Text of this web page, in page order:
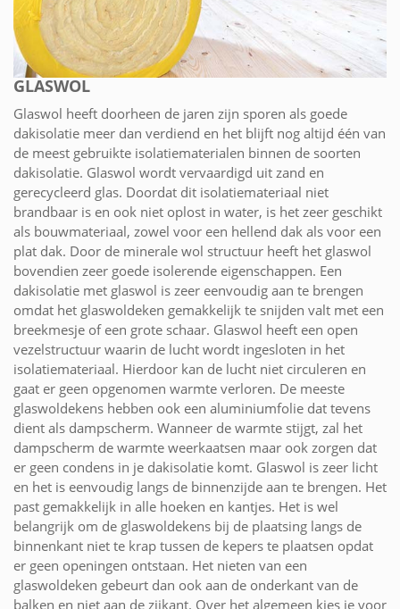
GLASWOL
Glaswol heeft doorheen de jaren zijn sporen als goede
dakisolatie meer dan verdiend en het blijft nog altijd één van
de meest gebruikte isolatiematerialen binnen de soorten
dakisolatie. Glaswol wordt vervaardigd uit zand en
gerecycleerd glas. Doordat dit isolatiemateriaal niet
brandbaar is en ook niet oplost in water, is het zeer geschikt
als bouwmateriaal, zowel voor een hellend dak als voor een
plat dak. Door de minerale wol structuur heeft het glaswol
bovendien zeer goede isolerende eigenschappen. Een
dakisolatie met glaswol is zeer eenvoudig aan te brengen
omdat het glaswoldeken gemakkelijk te snijden valt met een
breekmesje of een grote schaar. Glaswol heeft een open
vezelstructuur waarin de lucht wordt ingesloten in het
isolatiemateriaal. Hierdoor kan de lucht niet circuleren en
gaat er geen opgenomen warmte verloren. De meeste
glaswoldekens hebben ook een aluminiumfolie dat tevens
dient als dampscherm. Wanneer de warmte stijgt, zal het
dampscherm de warmte weerkaatsen maar ook zorgen dat
er geen condens in je dakisolatie komt. Glaswol is zeer licht
en het is eenvoudig langs de binnenzijde aan te brengen. Het
past gemakkelijk in alle hoeken en kantjes. Het is wel
belangrijk om de glaswoldekens bij de plaatsing langs de
binnenkant niet te krap tussen de kepers te plaatsen opdat
er geen openingen ontstaan. Het nieten van een
glaswoldeken gebeurt dan ook aan de onderkant van de
balken en niet aan de zijkant. Over het algemeen kies je voor